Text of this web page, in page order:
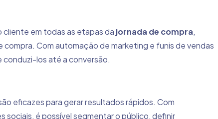
cliente em todas as etapas da jornada de compra,
Com automação de marketing e funis de vendas
conduzi-los até a conversão.
eficazes para gerar resultados rápidos. Com
sociais, é possível segmentar o público, definir